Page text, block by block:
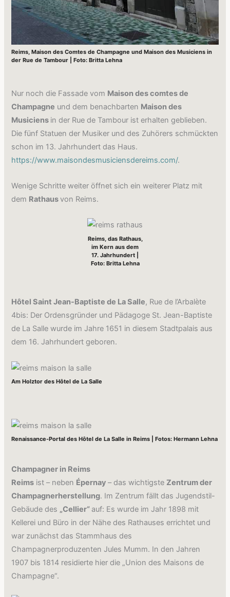
Reims, Maison des Comtes de Champagne und Maison des Musiciens in
der Rue de Tambour | Foto: Britta Lehna
Nur noch die Fassade vom Maison des comtes de
Champagne und dem benachbarten Maison des
Musiciens in der Rue de Tambour ist erhalten geblieben.
Die fünf Statuen der Musiker und des Zuhörers schmückten
schon im 13. Jahrhundert das Haus.
https://www.maisondesmusiciensdereims.com/.
Wenige Schritte weiter öffnet sich ein weiterer Platz mit
dem Rathausvon Reims.
Reims, das Rathaus,
im Kern aus dem
17. Jahrhundert |
Foto: Britta Lehna
Hôtel Saint Jean-Baptiste de La Salle, Rue de l’Arbalète
4bis: Der Ordensgründer und Pädagoge St. Jean-Baptiste
de La Salle wurde im Jahre 1651 in diesem Stadtpalais aus
dem 16. Jahrhundert geboren.
Am Holztor des Hôtel de La Salle
Renaissance-Portal des Hôtel de La Salle in Reims | Fotos: Hermann Lehna
Champagner in Reims
Reims ist – neben Épernay– das wichtigste Zentrum der
Champagnerherstellung. Im Zentrum fällt das Jugendstil-
Gebäude des „Cellier“ auf: Es wurde im Jahr 1898 mit
Kellerei und Büro in der Nähe des Rathauses errichtet und
war zunächst das Stammhaus des
Champagnerproduzenten Jules Mumm. In den Jahren
1907 bis 1814 residierte hier die „Union des Maisons de
Champagne“.